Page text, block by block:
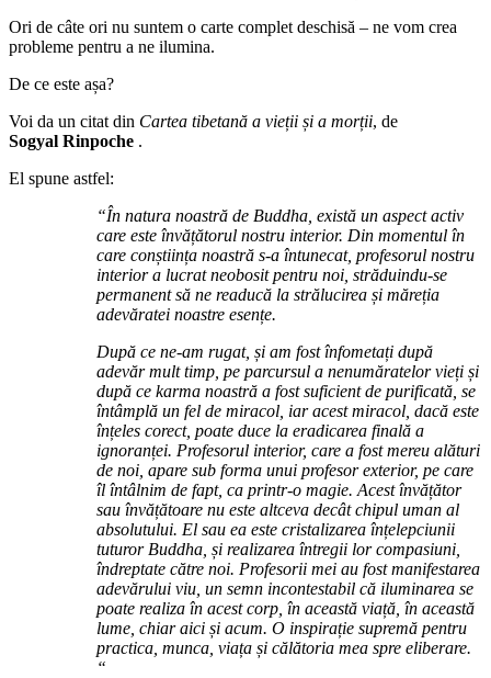
Ori de câte ori nu suntem o carte complet deschisă – ne vom crea
probleme pentru a ne ilumina.
De ce este așa?
Voi da un citat din Cartea tibetană a vieții și a morții, de
Sogyal Rinpoche .
El spune astfel:
“În natura noastră de Buddha, există un aspect activ
care este învățătorul nostru interior. Din momentul în
care conștiința noastră s-a întunecat, profesorul nostru
interior a lucrat neobosit pentru noi, străduindu-se
permanent să ne readucă la strălucirea și măreția
adevăratei noastre esențe.
După ce ne-am rugat, și am fost înfometați după
adevăr mult timp, pe parcursul a nenumăratelor vieți și
după ce karma noastră a fost suficient de purificată, se
întâmplă un fel de miracol, iar acest miracol, dacă este
înțeles corect, poate duce la eradicarea finală a
ignoranței. Profesorul interior, care a fost mereu alături
de noi, apare sub forma unui profesor exterior, pe care
îl întâlnim de fapt, ca printr-o magie. Acest învățător
sau învățătoare nu este altceva decât chipul uman al
absolutului. El sau ea este cristalizarea înțelepciunii
tuturor Buddha, și realizarea întregii lor compasiuni,
îndreptate către noi. Profesorii mei au fost manifestarea
adevărului viu, un semn incontestabil că iluminarea se
poate realiza în acest corp, în această viață, în această
lume, chiar aici și acum. O inspirație supremă pentru
practica, munca, viața și călătoria mea spre eliberare.
“